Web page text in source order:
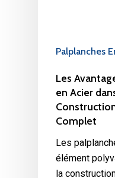
Palplanches
Les
en Acier
Complet
Les
élément
la